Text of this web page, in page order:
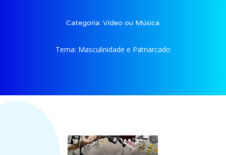
Categoria:Vídeo ou Música
Tema: Masculinidade e Patriarcado